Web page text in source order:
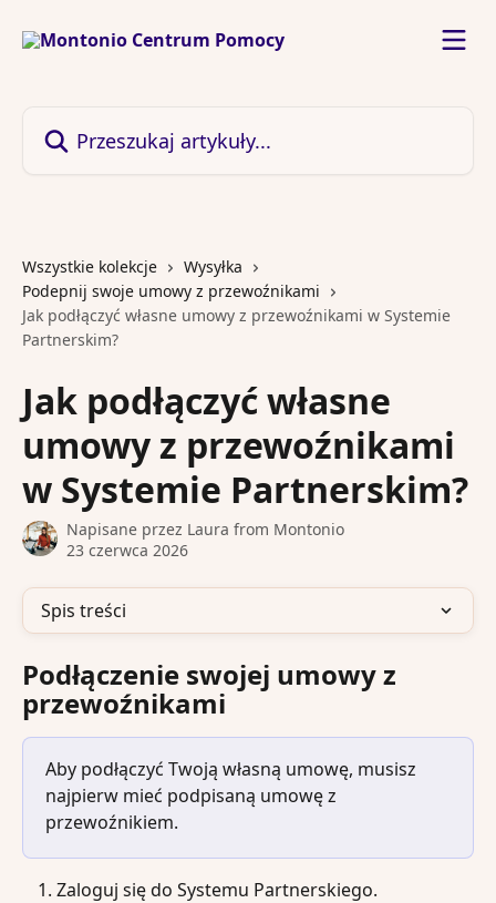
Wszystkie kolekcje
Wysyłka
Podepnij swoje umowy z przewoźnikami
Jak podłączyć własne umowy z przewoźnikami w Systemie
Partnerskim?
Jak podłączyć własne
umowy z przewoźnikami
w Systemie Partnerskim?
Napisane przez Laura from Montonio
23 czerwca 2026
Spis treści
Podłączenie swojej umowy z
przewoźnikami
Aby podłączyć Twoją własną umowę, musisz
najpierw mieć podpisaną umowę z
przewoźnikiem.
Zaloguj się do Systemu Partnerskiego.